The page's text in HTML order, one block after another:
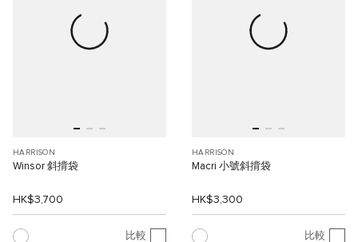
HARRISON
Winsor 斜揹袋
HK$3,700
比較
HARRISON
Macri 小號斜揹袋
HK$3,300
比較